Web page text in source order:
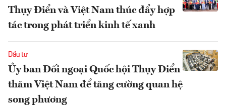
Thụy Điển và Việt Nam thúc đẩy hợp
tác trong phát triển kinh tế xanh
Đầu tư
Ủy ban Đối ngoại Quốc hội Thụy Điển
thăm Việt Nam để tăng cường quan hệ
song phương